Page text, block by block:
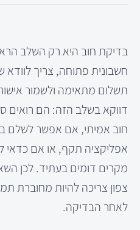
בדיקת חוב היא רק השלב
חשבונית פתוחה, צריך לוודא
תשלום מתאימה ולשמור
דווקא בשלב הזה: הם רואים
חוב אמיתי, אם אפשר לשלם
אפליקציה תקף, או אם כדאי
צפון צריכה להיות מחוברת
לאחר הבדיקה.